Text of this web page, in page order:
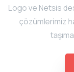
Logo ve Netsis
çözümlerimiz